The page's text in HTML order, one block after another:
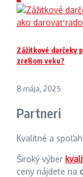
Zážitkové darčeky
zrelšom veku?
8 mája, 2025
Partneri
Kvalitné a
Široký výber
ceny nájdete na